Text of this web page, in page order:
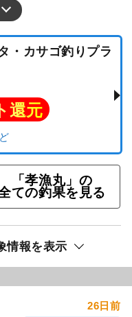
・カサゴ釣りプラ
還元
「孝漁丸」の
ての釣果を見る
情報を表示
26日前